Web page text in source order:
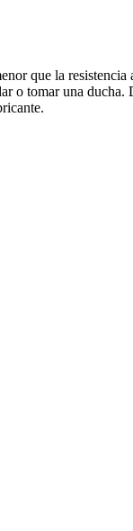
que la resistencia
o tomar una